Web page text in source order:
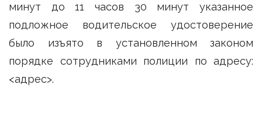
минут до 11 часов 30 минут указанное
подложное водительское удостоверение
было изъято в установленном законом
порядке сотрудниками полиции по адресу:
<адрес>.